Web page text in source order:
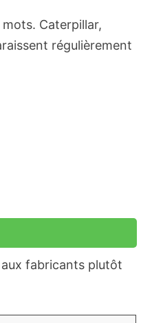
Caterpillar,
régulièrement
aux fabricants plutôt